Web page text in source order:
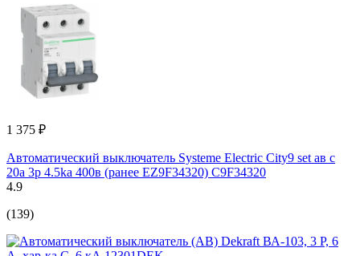
1 375 ₽
Автоматический выключатель Systeme Electric City9 set ав с
20а 3p 4.5ka 400в (ранее EZ9F34320) C9F34320
4.9
(139)